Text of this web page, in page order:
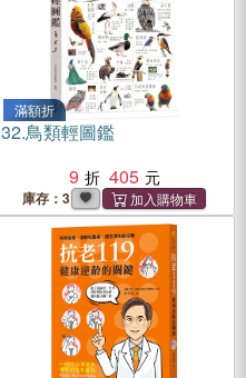
滿額折
32.鳥類輕圖鑑
9
405
庫存：3